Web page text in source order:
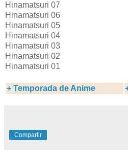
Hinamatsuri 07
Hinamatsuri 06
Hinamatsuri 05
Hinamatsuri 04
Hinamatsuri 03
Hinamatsuri 02
Hinamatsuri 01
+ Temporada de Anime
Compartir